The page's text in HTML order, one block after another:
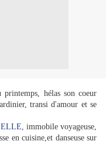
hélas son coeur
transi d'amour et se
ELLE, immobile voyageuse,
en cuisine,et danseuse sur